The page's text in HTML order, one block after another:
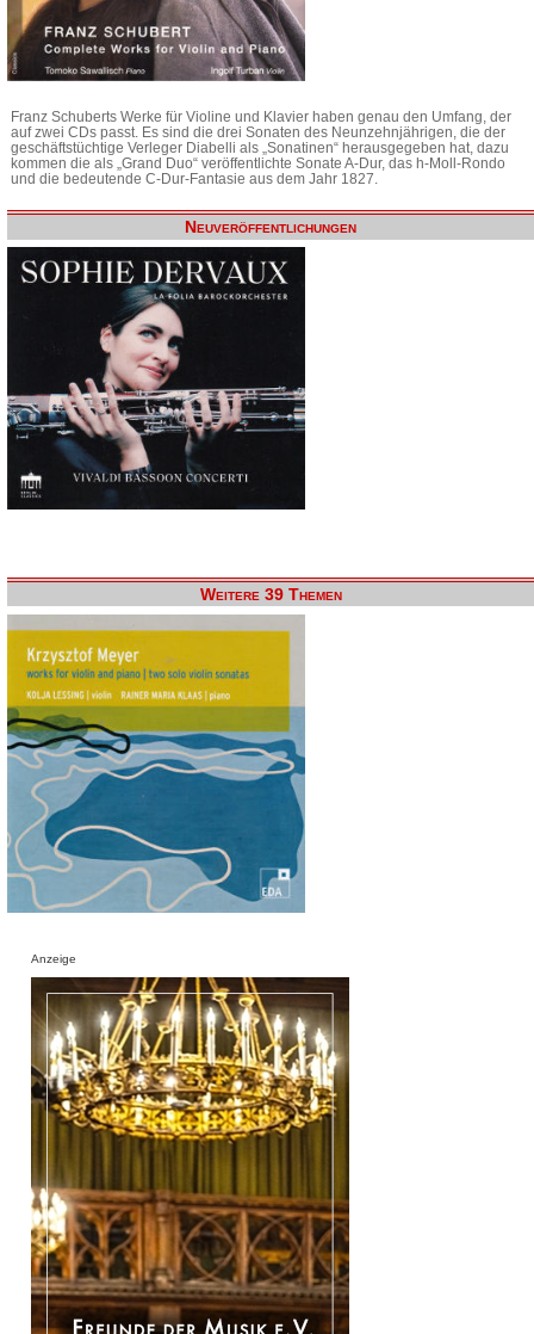
Franz Schuberts Werke für Violine und Klavier haben genau den Umfang, der
auf zwei CDs passt. Es sind die drei Sonaten des Neunzehnjährigen, die der
geschäftstüchtige Verleger Diabelli als „Sonatinen“ herausgegeben hat, dazu
kommen die als „Grand Duo“ veröffentlichte Sonate A-Dur, das h-Moll-Rondo
und die bedeutende C-Dur-Fantasie aus dem Jahr 1827.
Neuveröffentlichungen
Weitere 39 Themen
Anzeige